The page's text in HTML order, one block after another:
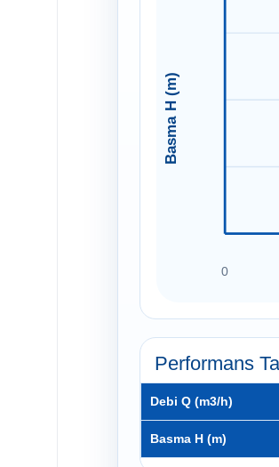
0
Basma H (m)
Performans
Debi Q (m3/h)
Basma H (m)